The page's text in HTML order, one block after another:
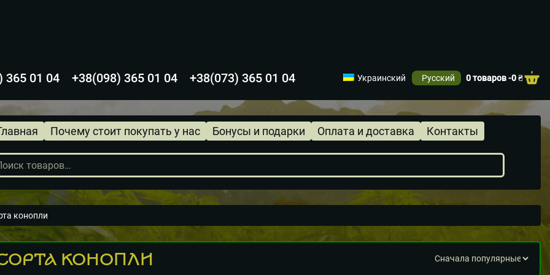
365 01 04 +38(098) 365 01 04 +38(073) 365 01 04 Украинский Русский 0 товаров -0₴
Почему стоит покупать у нас Бонусы и подарки Оплата и доставка Контакты
конопли
КОНОПЛИ